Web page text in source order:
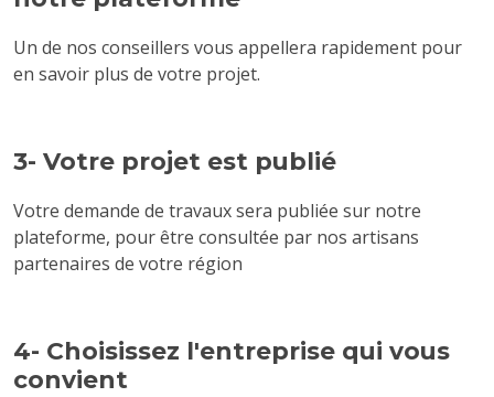
Un de nos conseillers vous appellera rapidement pour
en savoir plus de votre projet.
3- Votre projet est publié
Votre demande de travaux sera publiée sur notre
plateforme, pour être consultée par nos artisans
partenaires de votre région
4- Choisissez l'entreprise qui vous
convient